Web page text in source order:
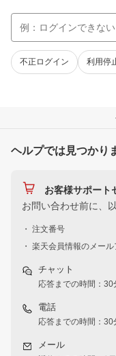
不正ログイン 利用停
ヘルプでは見つかり
お客様サポート
お問い合わせ前に、
・ 注文番号
・ 楽天会員情報のメー
チャット
応答までの時間：30
電話
応答までの時間：30
メール